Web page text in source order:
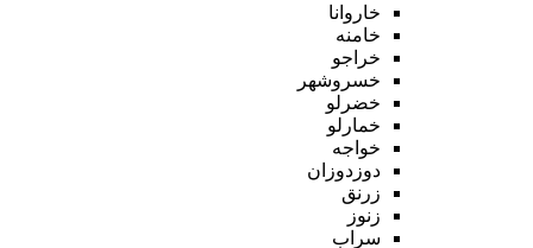
خاروانا
خامنه
خراجو
خسروشهر
خضرلو
خمارلو
خواجه
دوزدوزان
زرنق
زنوز
سراب